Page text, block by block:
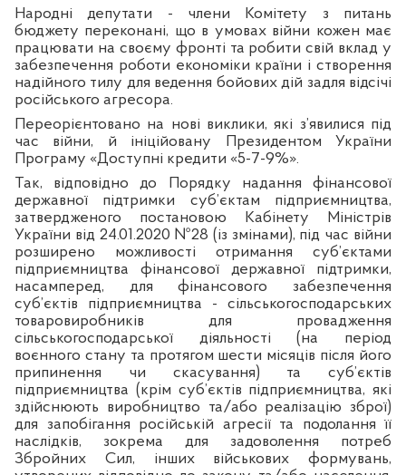
Народні депутати - члени Комітету з питань
бюджету переконані, що в умовах війни кожен має
працювати на своєму фронті та робити свій вклад у
забезпечення роботи економіки країни і створення
надійного тилу для ведення бойових дій задля відсічі
російського агресора.
Переорієнтовано на нові виклики, які з’явилися під
час війни, й ініційовану Президентом України
Програму «Доступні кредити «5-7-9%».
Так, відповідно до Порядку надання фінансової
державної підтримки суб’єктам підприємництва,
затвердженого постановою Кабінету Міністрів
України від 24.01.2020 №28 (із змінами), під час війни
розширено можливості отримання суб’єктами
підприємництва фінансової державної підтримки,
насамперед, для фінансового забезпечення
суб’єктів підприємництва - сільськогосподарських
товаровиробників для провадження
сільськогосподарської діяльності (на період
воєнного стану та протягом шести місяців після його
припинення чи скасування) та суб’єктів
підприємництва (крім суб’єктів підприємництва, які
здійснюють виробництво та/або реалізацію зброї)
для запобігання російській агресії та подолання її
наслідків, зокрема для задоволення потреб
Збройних Сил, інших військових формувань,